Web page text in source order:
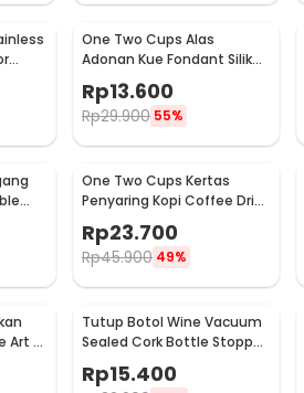
One Two Cups Alas
Adonan Kue Fondant Silikon
Baking Mat Anti Slip -
JJ3873
Rp13.600
Rp29.900 55%
One Two Cups Kertas
Penyaring Kopi Coffee Drip
Bag Paper Filter 50PCS -
T111
Rp23.700
Rp45.900 49%
Art 16
Tutup Botol Wine Vacuum
Sealed Cork Bottle Stopper
Rp15.400